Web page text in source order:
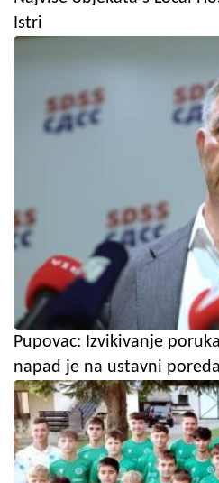
Istri
Pupovac: Izvikivanje
napad je na ustavni